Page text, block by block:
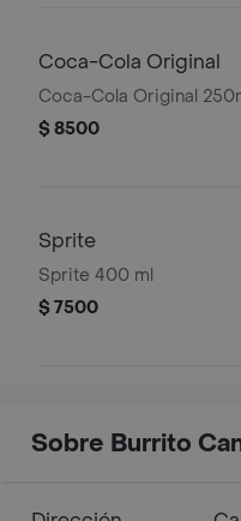
Coca-Cola Original
Coca-Cola Original
$ 8500
Sprite
Sprite 400 ml
$ 7500
Sobre Burrito